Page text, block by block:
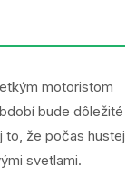
motoristom
bude dôležité
to, že počas hustej
svetlami.